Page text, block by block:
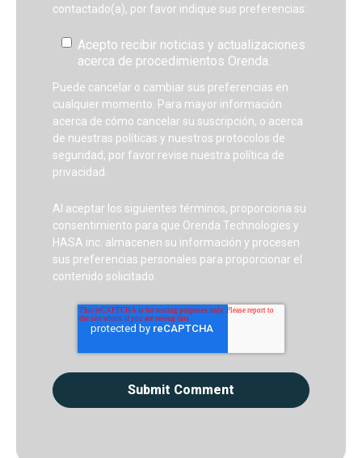
contactado(a), por favor indique sus preferencias:
Acepto recibir noticias y actualizaciones
acerca de procedimientos Orenda.
Puede cancelar o cambiar sus preferencias en
cualquier momento. Para mayor información
acerca de cómo cancelar su suscripción, o acerca
de nuestras políticas y nuestros protocolos de
seguridad, por favor revise nuestra política de
privacidad.
Al aceptar los siguientes términos, proporciona su
consentimiento para que Orenda Technologies y
HASA inc. almacenen su información y procesen
sus preferencias personales para proporcionar el
contenido solicitado.